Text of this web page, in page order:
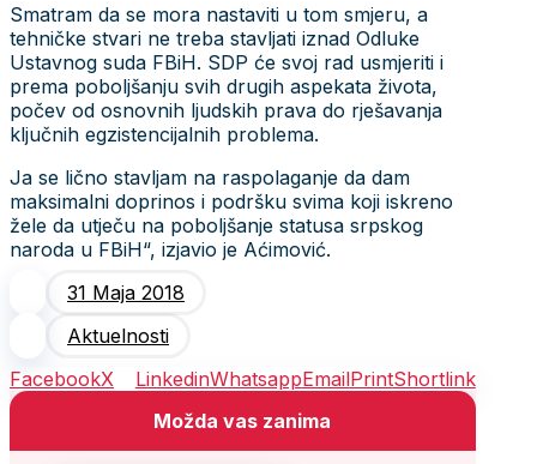
Smatram da se mora nastaviti u tom smjeru, a
tehničke stvari ne treba stavljati iznad Odluke
Ustavnog suda FBiH. SDP će svoj rad usmjeriti i
prema poboljšanju svih drugih aspekata života,
počev od osnovnih ljudskih prava do rješavanja
ključnih egzistencijalnih problema.
Ja se lično stavljam na raspolaganje da dam
maksimalni doprinos i podršku svima koji iskreno
žele da utječu na poboljšanje statusa srpskog
naroda u FBiH“, izjavio je Aćimović.
31 Maja 2018
Aktuelnosti
FacebookX LinkedinWhatsappEmailPrintShortlink
Možda vas zanima